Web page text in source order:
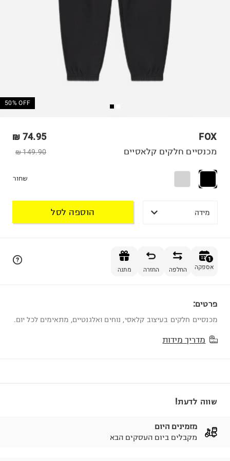
50% OFF
FOX
74.95 ₪
149.90 ₪ מכנסיים חלקים קלאסיים
שחור
מידה הוספה לסל
1
אספקה החלפה החזרה מתנה
פרטים:
מכנסיים חלקים בעיצוב קלאסי, נוחים ואלגנטיים, מתאימים לכל יום.
מדריך מידות
שווה לדעת!
מזמינים היום
מקבלים ביום העסקים הבא